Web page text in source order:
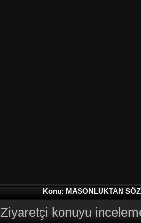
Konu: MASONLUKTAN
konuyu